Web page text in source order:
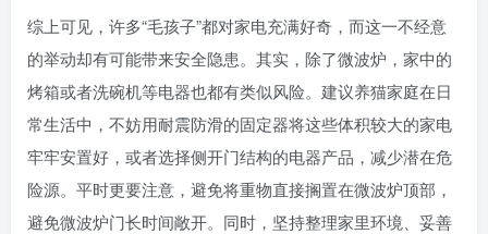
综上可见，许多“毛孩子”都对家电充满好奇，而这一不经意
的举动却有可能带来安全隐患。其实，除了微波炉，家中的
烤箱或者洗碗机等电器也都有类似风险。建议养猫家庭在日
常生活中，不妨用耐震防滑的固定器将这些体积较大的家电
牢牢安置好，或者选择侧开门结构的电器产品，减少潜在危
险源。平时更要注意，避免将重物直接搁置在微波炉顶部，
避免微波炉门长时间敞开。同时，坚持整理家里环境、妥善